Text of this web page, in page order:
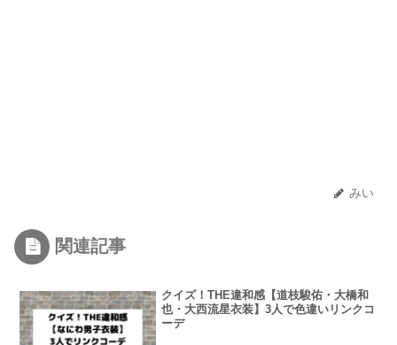
みい
関連記事
クイズ！THE違和感【道枝駿佑・大橋和
也・大西流星衣装】3人で色違いリンクコ
ーデ